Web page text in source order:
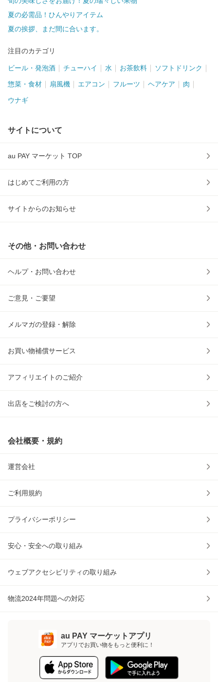
夏の必需品！ひんやりアイテム
夏の挨拶、まだ間に合います。
注目のカテゴリ
ビール・発泡酒 チューハイ 水 お茶飲料 ソフトドリンク
惣菜・食材 扇風機 エアコン フルーツ ヘアケア 肉
ウナギ
サイトについて
au PAY マーケット TOP
はじめてご利用の方
サイトからのお知らせ
その他・お問い合わせ
ヘルプ・お問い合わせ
ご意見・ご要望
メルマガの登録・解除
お買い物補償サービス
アフィリエイトのご紹介
出店をご検討の方へ
会社概要・規約
運営会社
ご利用規約
プライバシーポリシー
安心・安全への取り組み
ウェブアクセシビリティの取り組み
物流2024年問題への対応
au PAY マーケットアプリ
アプリでお買い物をもっと便利に！